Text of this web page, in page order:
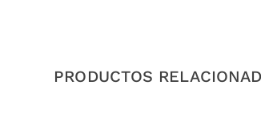
PRODUCTOS